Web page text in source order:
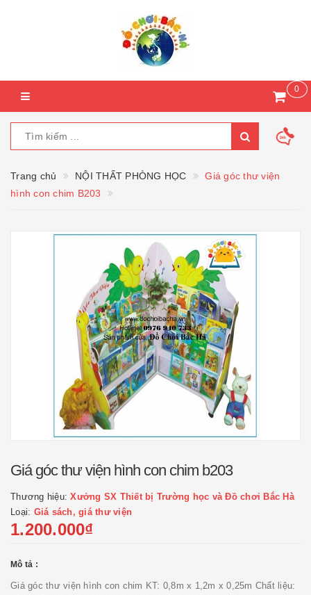
0
Trang chủ NỘI THẤT PHÒNG HỌC
Giá góc thư viện
hình con chim B203
Giá góc thư viện hình con chim b203
Thương hiệu:Xưởng SX Thiết bị Trường học và Đồ chơi Bắc Hà
Loại: Giá sách, giá thư viện
1.200.000₫
Mô tả :
Giá góc thư viện hình con chim KT: 0,8m x 1,2m x 0,25m Chất liệu: